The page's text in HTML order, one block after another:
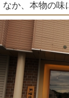
なか、本物の味